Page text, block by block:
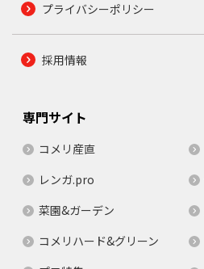
プライバシーポリシー
採用情報
専門サイト
コメリ産直
レンガ.pro
菜園&ガーデン
コメリハード&グリーン